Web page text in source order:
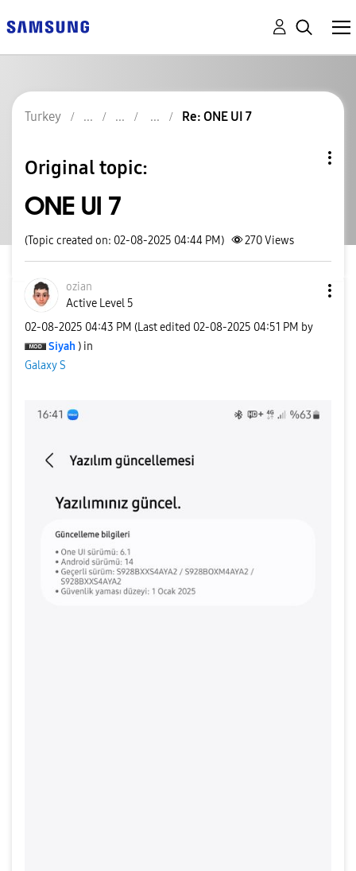
Turkey Re: ONE UI 7
Original topic:
ONE UI 7
(Topic created on: 02-08-2025 04:44 PM) 270Views
ozian
Active Level 5
‎02-08-2025 04:43 PM (Last edited ‎02-08-2025 04:51 PM by
Siyah ) in
Galaxy S